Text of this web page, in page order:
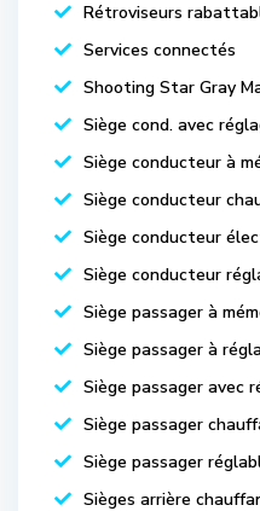
Rétroviseurs
Services connectés
Shooting Star Gray
Siège cond. avec
Siège conducteur à
Siège conducteur
Siège conducteur
Siège conducteur
Siège passager à
Siège passager à
Siège passager avec
Siège passager
Siège passager
Sièges arrière